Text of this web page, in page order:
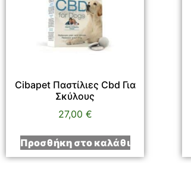
Cibapet Παστίλιες Cbd Για
Σκύλους
27,00 €
Προσθήκη στο καλάθι